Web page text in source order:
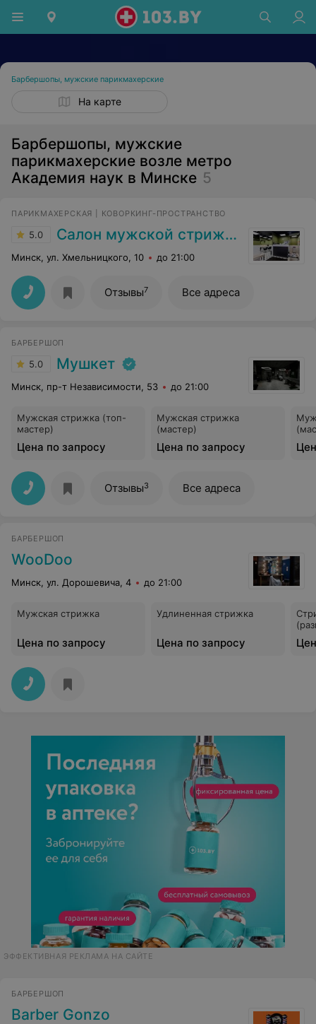
Барбершопы, мужские парикмахерские
На карте
Барбершопы, мужские
парикмахерские возле метро
Академия наук в Минске 5
ПАРИКМАХЕРСКАЯ | КОВОРКИНГ-ПРОСТРАНСТВО
5.0 Салон мужской стрижки
Минск, ул. Хмельницкого, 10 до 21:00
Отзывы7 Все адреса
БАРБЕРШОП
5.0 Мушкет
Минск, пр-т Независимости, 53 до 21:00
Мужская стрижка (топ-
мастер)
Цена по запросу
Мужская стрижка
(мастер)
Цена по запросу
Отзывы3 Все адреса
БАРБЕРШОП
WooDoo
Минск, ул. Дорошевича, 4 до 21:00
Мужская стрижка
Цена по запросу
Удлиненная стрижка
Цена по запросу
ЭФФЕКТИВНАЯ РЕКЛАМА НА САЙТЕ
БАРБЕРШОП
Barber Gonzo